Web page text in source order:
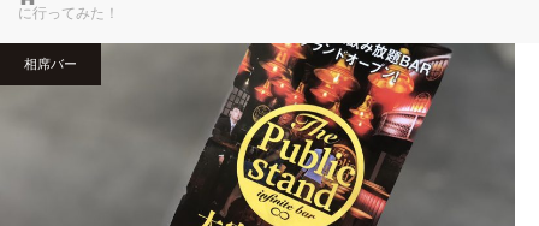
に行ってみた！
相席バー